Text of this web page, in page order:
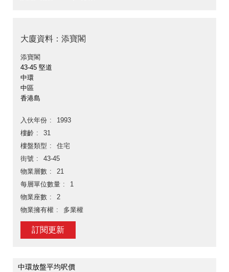
大廈資料：添寶閣
添寶閣
43-45 堅道
中環
中區
香港島
入伙年份
1993
樓齡
31
樓盤類型
住宅
街號
43-45
物業層數
21
每層單位數量
1
物業座數
2
物業擁有權
多業權
訂閱更新
中環放盤平均呎價